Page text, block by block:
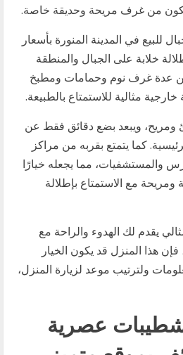
من غرف مريحة وحديقة خاصة.
للبيع في المدينة المنورة بأسعار
خلابة على الجبال والمنطقة
عدة غرف نوم وحمامات ومطبخ
مثالية للاستمتاع بالطبيعة.
ومريح، ويبعد بضع دقائق فقط عن
كما يتمتع بقربه من مراكز
والمستشفيات، مما يجعله خيارًا
ومريحة مع الاستمتاع بإطلالة
يقدم لك الهدوء والراحة مع
هذا المنزل قد يكون الخيار
ولترتيب موعد لزيارة المنزل،
عصرية